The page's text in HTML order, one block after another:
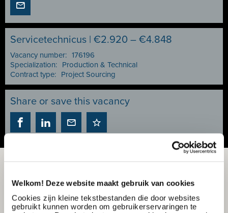
Welkom! Deze website maakt gebruik van cookies
Cookies zijn kleine tekstbestanden die door websites
gebruikt kunnen worden om gebruikerservaringen te
Servicetechnicus | €2.920 – €4.848
Vacancy number: 176196
Specialization:
Production & Technical
Contract type:
Project Sourcing
Share or save this vacancy